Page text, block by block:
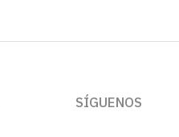
SÍGUENOS